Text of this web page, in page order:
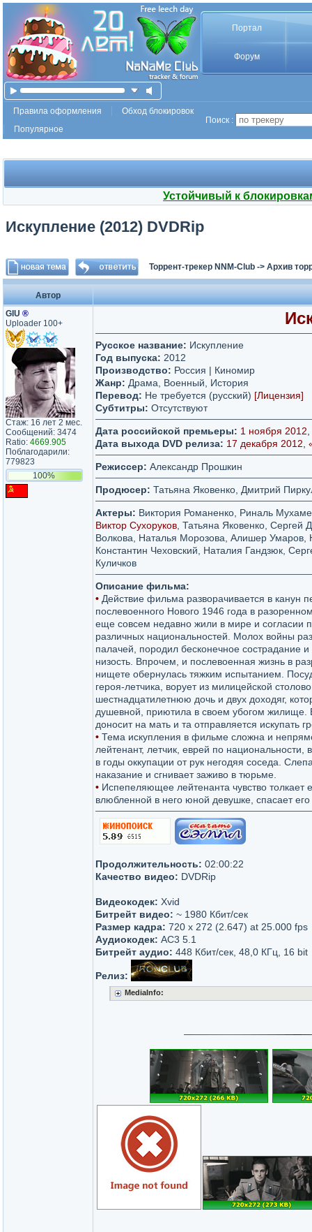
Портал
Форум
Правила оформления
Обход блокировок
Популярное
Поиск :
Устойчивый к
Искупление (2012) DVDRip
Торрент-трекер NNM-Club -> Архив
Автор
GIU ®
Uploader 100+
Стаж: 16 лет 2 мес.
Сообщений: 3474
Ratio: 4669.905
Поблагодарили:
779823
100%
Русское название: Искупление
Год выпуска: 2012
Производство: Россия | Киномир
Жанр: Драма, Военный, История
Перевод: Не требуется (русский) [Лицензия]
Субтитры: Отсутствуют
Дата российской премьеры: 1 ноября
Дата выхода DVD релиза: 17 декабря 2012,
Режиссер: Александр Прошкин
Продюсер: Татьяна Яковенко, Дмитрий
Актеры: Виктория Романенко, Риналь
Виктор Сухоруков , Татьяна Яковенко, Сергей
Волкова, Наталья Морозова, Алишер Умаров,
Константин Чеховский, Наталия Гандзюк,
Куличков
Описание фильма:
• Действие фильма разворачивается в канун
послевоенного Нового 1946 года в
еще совсем недавно жили в мире и согласии
различных национальностей. Молох войны
палачей, породил бесконечное сострадание
низость. Впрочем, и послевоенная жизнь в
нищете обернулась тяжким испытанием.
героя-летчика, ворует из милицейской
шестнадцатилетнюю дочь и двух доходяг,
душевной, приютила в своем убогом жилище.
доносит на мать и та отправляется искупать
• Тема искупления в фильме сложна и
лейтенант, летчик, еврей по национальности,
в годы оккупации от рук негодяя соседа.
наказание и сгнивает заживо в тюрьме.
• Испепеляющее лейтенанта чувство толкает
влюбленной в него юной девушке, спасает его
Продолжительность: 02:00:22
Качество видео: DVDRip
Видеокодек: Xvid
Битрейт видео: ~ 1980 Кбит/сек
Размер кадра: 720 x 272 (2.647) at 25.000 fps
Аудиокодек: AC3 5.1
Битрейт аудио: 448 Кбит/сек, 48,0 КГц, 16 bit
Релиз:
MediaInfo: